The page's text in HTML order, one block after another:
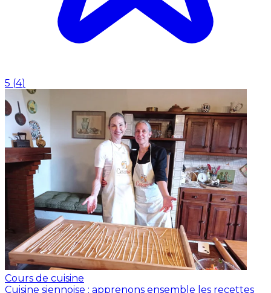
5 (4)
Cours de cuisine
Cuisine siennoise : apprenons ensemble les recettes